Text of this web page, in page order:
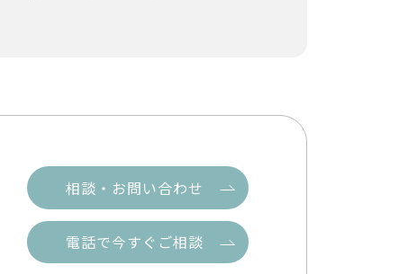
相談・お問い合わせ
電話で今すぐご相談